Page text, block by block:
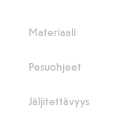
Materiaali
Pesuohjeet
Jäljitettävyys